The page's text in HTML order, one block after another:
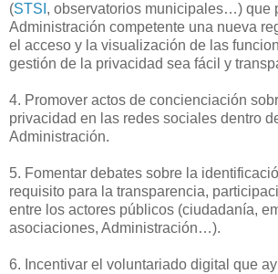
(STSI , observatorios municipales…) que
Administración competente una nueva
el acceso y la visualización de las
gestión de la privacidad sea fácil y
4. Promover actos de concienciación
privacidad en las redes sociales dentro
Administración.
5. Fomentar debates sobre la
requisito para la transparencia,
entre los actores públicos (ciudadanía,
asociaciones, Administración…).
6. Incentivar el voluntariado digital que